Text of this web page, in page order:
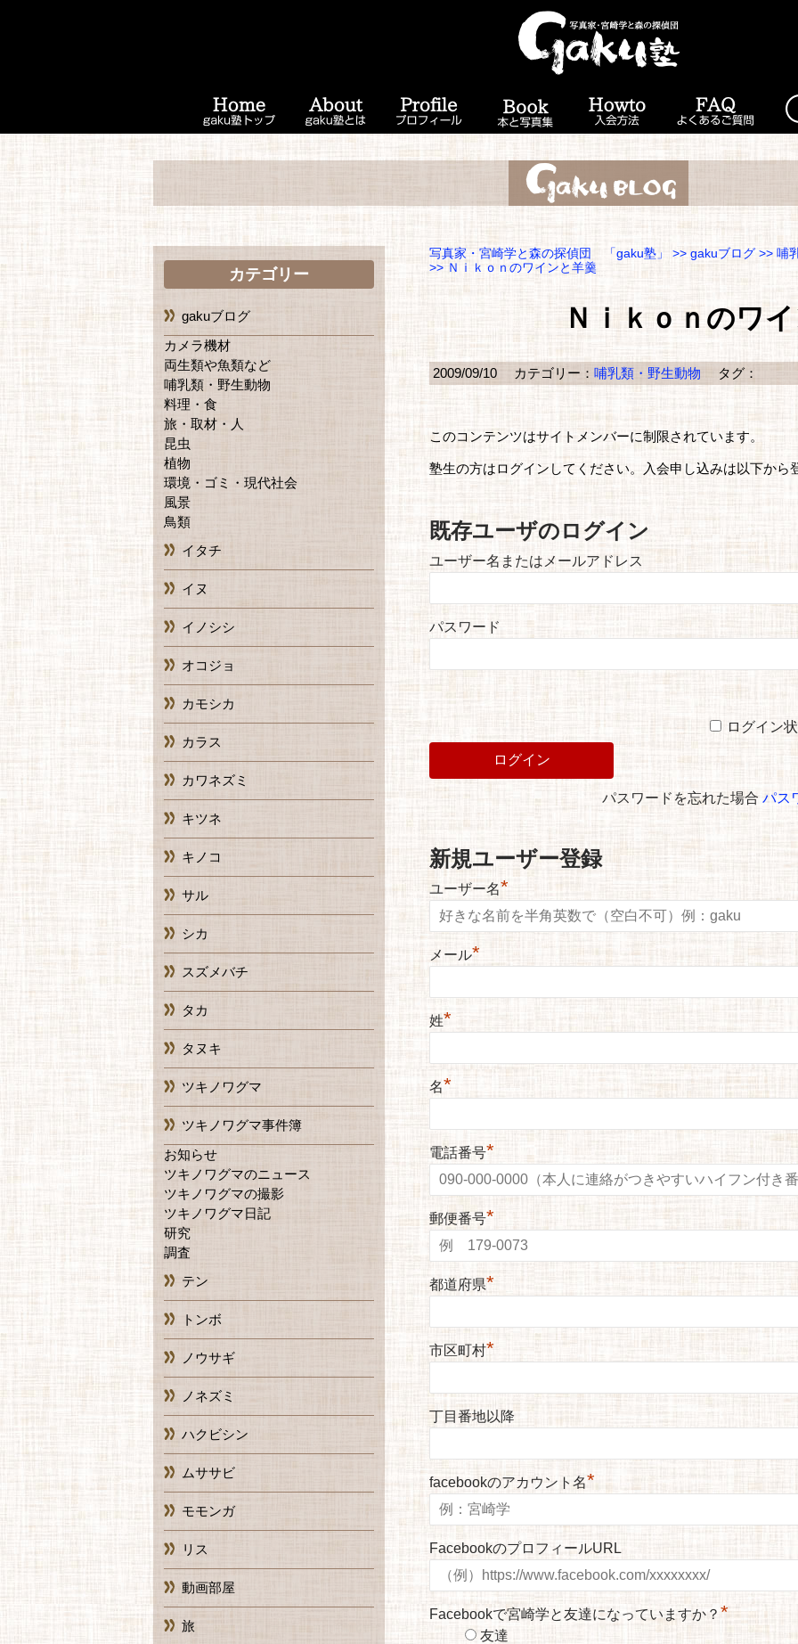
写真家・宮崎学と森の探偵団 「gaku塾」 >> gakuブログ >> 哺
>> Ｎｉｋｏｎのワインと羊羹
Ｎｉｋｏｎのワ
2009/09/10 カテゴリー： 哺乳類・野生動物 タグ：
このコンテンツはサイトメンバーに制限されています。
塾生の方はログインしてください。入会申し込みは以下から
既存ユーザのログイン
ユーザー名またはメールアドレス
パスワード
ログイン
パスワードを忘れた場合 パス
新規ユーザー登録
ユーザー名*
メール*
姓*
名*
電話番号*
郵便番号*
都道府県*
市区町村*
丁目番地以降
facebookのアカウント名*
FacebookのプロフィールURL
Facebookで宮崎学と友達になっていますか？ *
友達
カテゴリー
gakuブログ
カメラ機材
両生類や魚類など
哺乳類・野生動物
料理・食
旅・取材・人
昆虫
植物
環境・ゴミ・現代社会
風景
鳥類
イタチ
イヌ
イノシシ
オコジョ
カモシカ
カラス
カワネズミ
キツネ
キノコ
サル
シカ
スズメバチ
タカ
タヌキ
ツキノワグマ
ツキノワグマ事件簿
お知らせ
ツキノワグマのニュース
ツキノワグマの撮影
ツキノワグマ日記
研究
調査
テン
トンボ
ノウサギ
ノネズミ
ハクビシン
ムササビ
モモンガ
リス
動画部屋
旅